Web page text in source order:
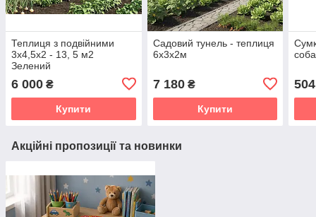
Теплиця з подвійними
3x4,5x2 - 13, 5 м2
Зелений
6 000 ₴
Купити
Садовий тунель - теплиця
6х3х2м
7 180₴
Купити
504
Акційні пропозиції та новинки